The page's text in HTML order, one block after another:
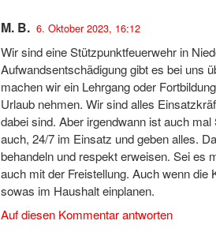
M. B. 6. Oktober 2023, 16:12
Wir sind eine Stützpunktfeuerwehr in
Aufwandsentschädigung gibt es bei uns
machen wir ein Lehrgang oder
Urlaub nehmen. Wir sind alles
dabei sind. Aber irgendwann ist auch
auch, 24/7 im Einsatz und geben alles.
behandeln und respekt erweisen. Sei es
auch mit der Freistellung. Auch wenn die
sowas im Haushalt einplanen.
Auf diesen Kommentar antworten